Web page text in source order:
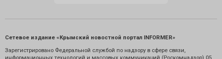
Сетевое издание «Крымский новостной портал INFORMER»
Зарегистрировано Федеральной службой по надзору в сфере связи,